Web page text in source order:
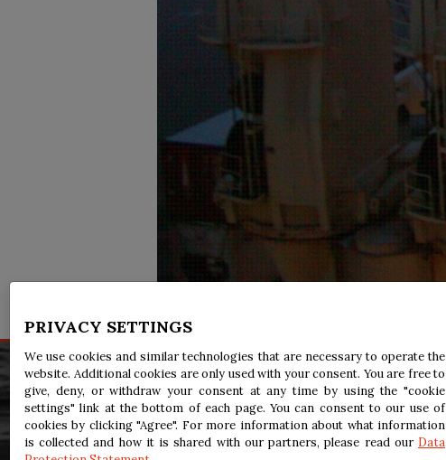
Avis légal
Accessibilité
Renseignements personnels
PRIVACY SETTINGS
We use cookies and similar technologies that are necessary to operate the
website. Additional cookies are only used with your consent. You are free to
give, deny, or withdraw your consent at any time by using the "cookie
settings" link at the bottom of each page. You can consent to our use of
cookies by clicking "Agree". For more information about what information
is collected and how it is shared with our partners, please read our Data